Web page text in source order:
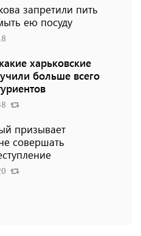
запретили пить
ею посуду
харьковские
больше всего
призывает
совершать